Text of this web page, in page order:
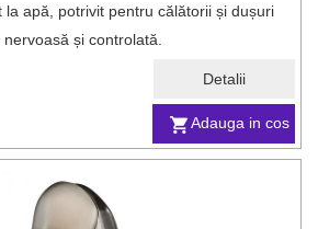
Adauga in cos
Detalii
la apă, potrivit pentru călătorii și dușuri
și controlată.